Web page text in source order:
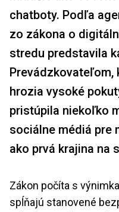
chatboty. Podľa
zo zákona o
stredu predstavila
Prevádzkovateľom,
hrozia vysoké
pristúpila niekoľko
sociálne médiá pre
ako prvá krajina na
Zákon počíta s
spĺňajú stanovené